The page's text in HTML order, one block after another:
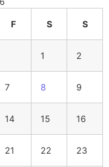
F S S
1 2
7 8 9
14 15 16
21 22 23